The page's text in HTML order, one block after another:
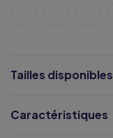
Tailles disponibles
Caractéristiques